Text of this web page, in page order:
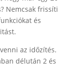
Nemcsak frissíti
és
az időzítés.
délután 2 és